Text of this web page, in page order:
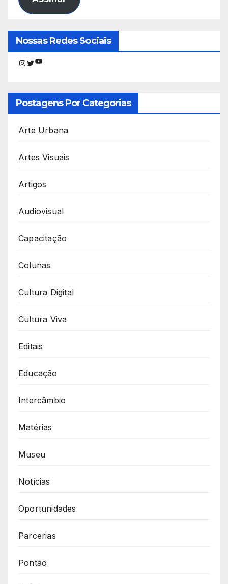
Nossas Redes Sociais
Instagram
Twitter
Youtube
Postagens Por Categorias
Arte Urbana
Artes Visuais
Artigos
Audiovisual
Capacitação
Colunas
Cultura Digital
Cultura Viva
Editais
Educação
Intercâmbio
Matérias
Museu
Notícias
Oportunidades
Parcerias
Pontão